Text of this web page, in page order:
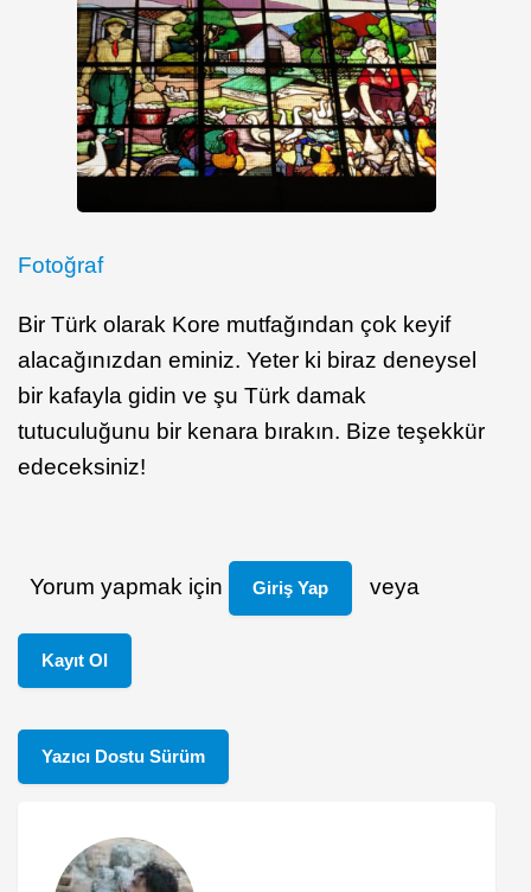
Fotoğraf
Bir Türk olarak Kore mutfağından çok keyif
alacağınızdan eminiz. Yeter ki biraz deneysel
bir kafayla gidin ve şu Türk damak
tutuculuğunu bir kenara bırakın. Bize teşekkür
edeceksiniz!
Yorum yapmak için Giriş Yap veya
Kayıt Ol
Yazıcı Dostu Sürüm